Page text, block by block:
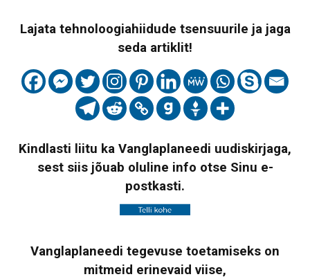
Lajata tehnoloogiahiidude tsensuurile ja jaga
seda artiklit!
Kindlasti liitu ka Vanglaplaneedi uudiskirjaga,
sest siis jõuab oluline info otse Sinu e-
postkasti.
Vanglaplaneedi tegevuse toetamiseks on
mitmeid erinevaid viise,